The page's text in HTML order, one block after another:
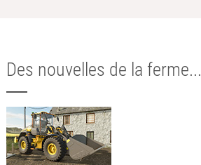
Des nouvelles de la ferme...